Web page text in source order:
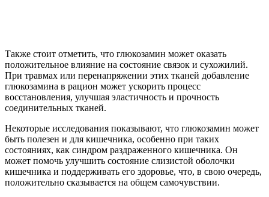
Также стоит отметить, что глюкозамин может оказать
положительное влияние на состояние связок и сухожилий.
При травмах или перенапряжении этих тканей добавление
глюкозамина в рацион может ускорить процесс
восстановления, улучшая эластичность и прочность
соединительных тканей.
Некоторые исследования показывают, что глюкозамин может
быть полезен и для кишечника, особенно при таких
состояниях, как синдром раздраженного кишечника. Он
может помочь улучшить состояние слизистой оболочки
кишечника и поддерживать его здоровье, что, в свою очередь,
положительно сказывается на общем самочувствии.